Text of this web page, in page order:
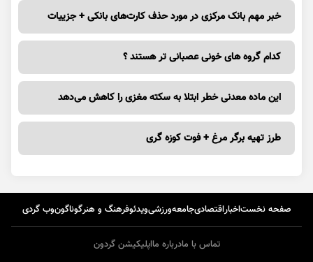
خبر مهم بانک مرکزی در مورد حذف کارت‌های بانکی + جزییات
کدام گروه های خونی عصبانی تر هستند ؟
این ماده معدنی خطر ابتلا به سکته مغزی را کاهش می‌دهد
طرز تهیه برگر مرغ + فوت کوزه گری
صفحه نخستاخباراقتصادیجامعهورزشیویدئوفرهنگ و هنرگوناگونوب گردی
تماس با مادرباره مااپلیکیشن گردون